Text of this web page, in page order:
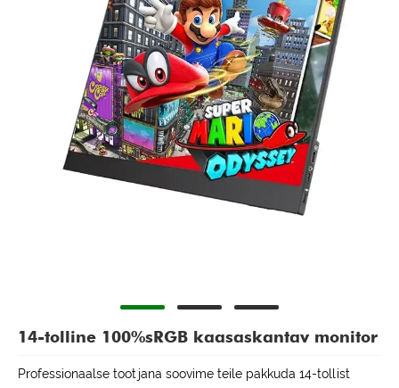
14-tolline 100%sRGB kaasaskantav monitor
Professionaalse tootjana soovime teile pakkuda 14-tollist